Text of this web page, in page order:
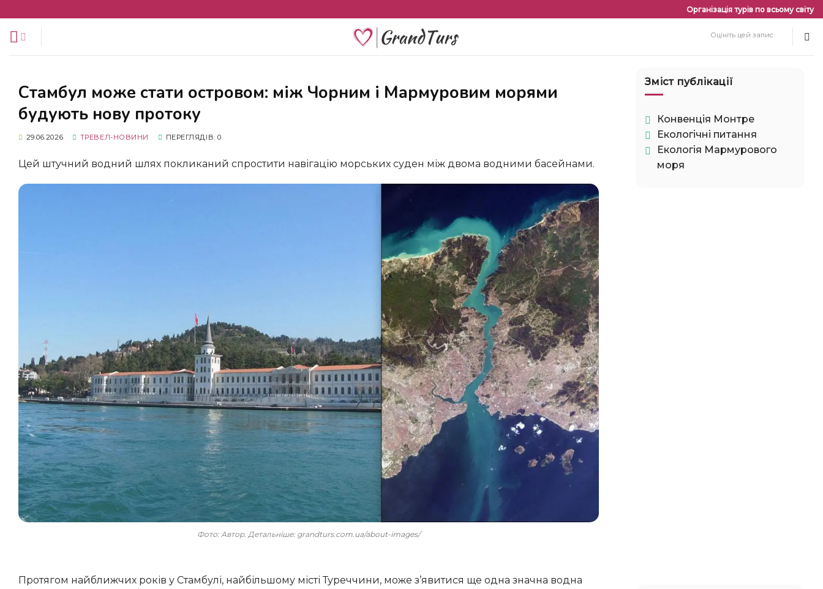
змісту
Організація турів по всьому світу
Оцініть цей запис
Стамбул може стати островом: між Чорним і Мармуровим морями
будують нову протоку
29.06.2026 ТРЕВЕЛ-НОВИНИ ПЕРЕГЛЯДІВ: 0
Цей штучний водний шлях покликаний спростити навігацію морських суден між двома водними басейнами.
Фото: Автор. Детальніше: grandturs.com.ua/about-images/
Протягом найближчих років у Стамбулі, найбільшому місті Туреччини, може з’явитися ще одна значна водна
Зміст публікації
Конвенція Монтре
Екологічні питання
Екологія Мармурового
моря